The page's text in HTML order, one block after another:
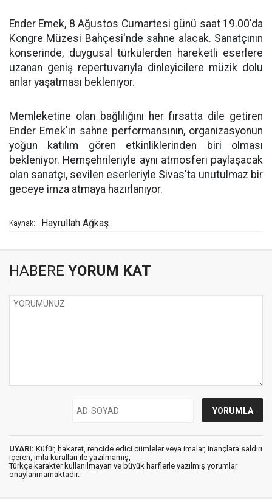
Ender Emek, 8 Ağustos Cumartesi günü saat 19.00'da
Kongre Müzesi Bahçesi'nde sahne alacak. Sanatçının
konserinde, duygusal türkülerden hareketli eserlere
uzanan geniş repertuvarıyla dinleyicilere müzik dolu
anlar yaşatması bekleniyor.
Memleketine olan bağlılığını her fırsatta dile getiren
Ender Emek'in sahne performansının, organizasyonun
yoğun katılım gören etkinliklerinden biri olması
bekleniyor. Hemşehrileriyle aynı atmosferi paylaşacak
olan sanatçı, sevilen eserleriyle Sivas'ta unutulmaz bir
geceye imza atmaya hazırlanıyor.
Kaynak: Hayrullah Ağkaş
HABERE YORUM KAT
UYARI: Küfür, hakaret, rencide edici cümleler veya imalar, inançlara saldırı
içeren, imla kuralları ile yazılmamış,
Türkçe karakter kullanılmayan ve büyük harflerle yazılmış yorumlar
onaylanmamaktadır.